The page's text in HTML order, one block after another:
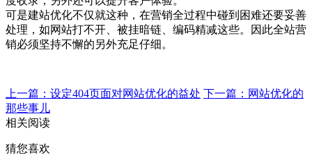
可是建站优化不仅就这种，在营销全过程中碰到困难还要妥善
处理，如网站打不开、被挂暗链、编码精减这些。因此全站营
销必须坚持不懈的另外充足仔细。
上一篇：设定404页面对网站优化的益处 下一篇：网站优化的
那些事儿
相关阅读
猜您喜欢